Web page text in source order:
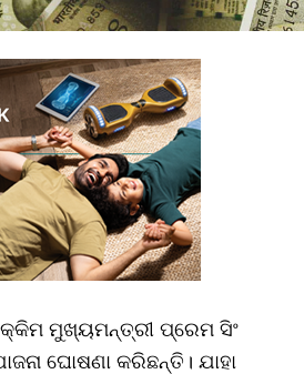
ମୁଖ୍ୟମନ୍ତ୍ରୀ ପ୍ରେମ ସିଂ
ଘୋଷଣା କରିଛନ୍ତି। ଯାହା